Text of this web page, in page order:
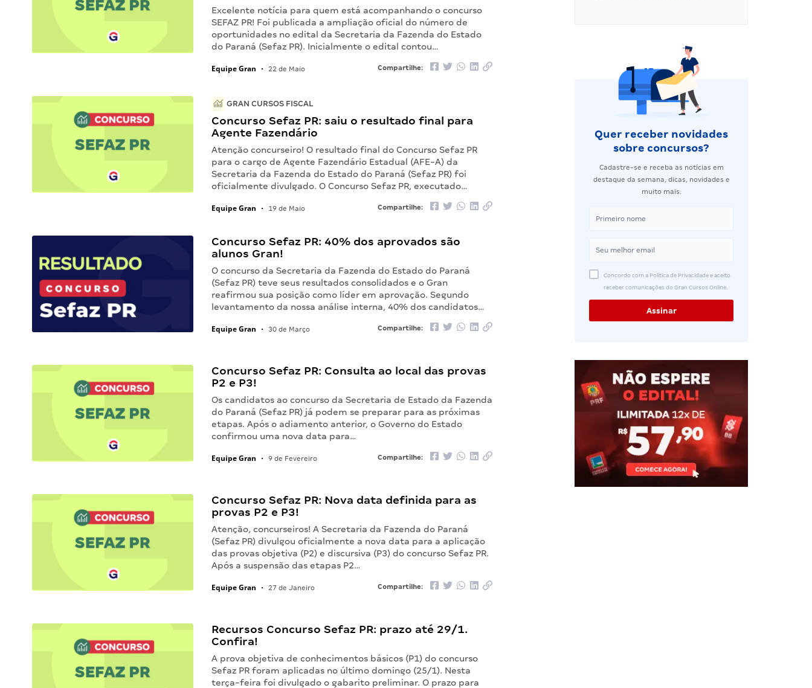
Excelente notícia para quem está acompanhando o concurso
SEFAZ PR! Foi publicada a ampliação oficial do número de
oportunidades no edital da Secretaria da Fazenda do Estado
do Paraná (Sefaz PR). Inicialmente o edital contou…
Equipe Gran • 22 de Maio Compartilhe:
GRAN CURSOS FISCAL
Concurso Sefaz PR: saiu o resultado final para
Agente Fazendário
Atenção concurseiro! O resultado final do Concurso Sefaz PR
para o cargo de Agente Fazendário Estadual (AFE-A) da
Secretaria da Fazenda do Estado do Paraná (Sefaz PR) foi
oficialmente divulgado. O Concurso Sefaz PR, executado…
Equipe Gran • 19 de Maio Compartilhe:
Concurso Sefaz PR: 40% dos aprovados são
alunos Gran!
O concurso da Secretaria da Fazenda do Estado do Paraná
(Sefaz PR) teve seus resultados consolidados e o Gran
reafirmou sua posição como líder em aprovação. Segundo
levantamento da nossa análise interna, 40% dos candidatos…
Equipe Gran • 30 de Março Compartilhe:
Concurso Sefaz PR: Consulta ao local das provas
P2 e P3!
Os candidatos ao concurso da Secretaria de Estado da Fazenda
do Paraná (Sefaz PR) já podem se preparar para as próximas
etapas. Após o adiamento anterior, o Governo do Estado
confirmou uma nova data para…
Equipe Gran • 9 de Fevereiro Compartilhe:
Concurso Sefaz PR: Nova data definida para as
provas P2 e P3!
Atenção, concurseiros! A Secretaria da Fazenda do Paraná
(Sefaz PR) divulgou oficialmente a nova data para a aplicação
das provas objetiva (P2) e discursiva (P3) do concurso Sefaz PR.
Após a suspensão das etapas P2…
Equipe Gran • 27 de Janeiro Compartilhe:
Recursos Concurso Sefaz PR: prazo até 29/1.
Confira!
A prova objetiva de conhecimentos básicos (P1) do concurso
Sefaz PR foram aplicadas no último domingo (25/1). Nesta
terça-feira foi divulgado o gabarito preliminar. O prazo para
Quer receber novidades
sobre concursos?
Cadastre-se e receba as notícias em
destaque da semana, dicas, novidades e
muito mais.
Concordo com a Política de Privacidade e aceito
receber comunicações do Gran Cursos Online.